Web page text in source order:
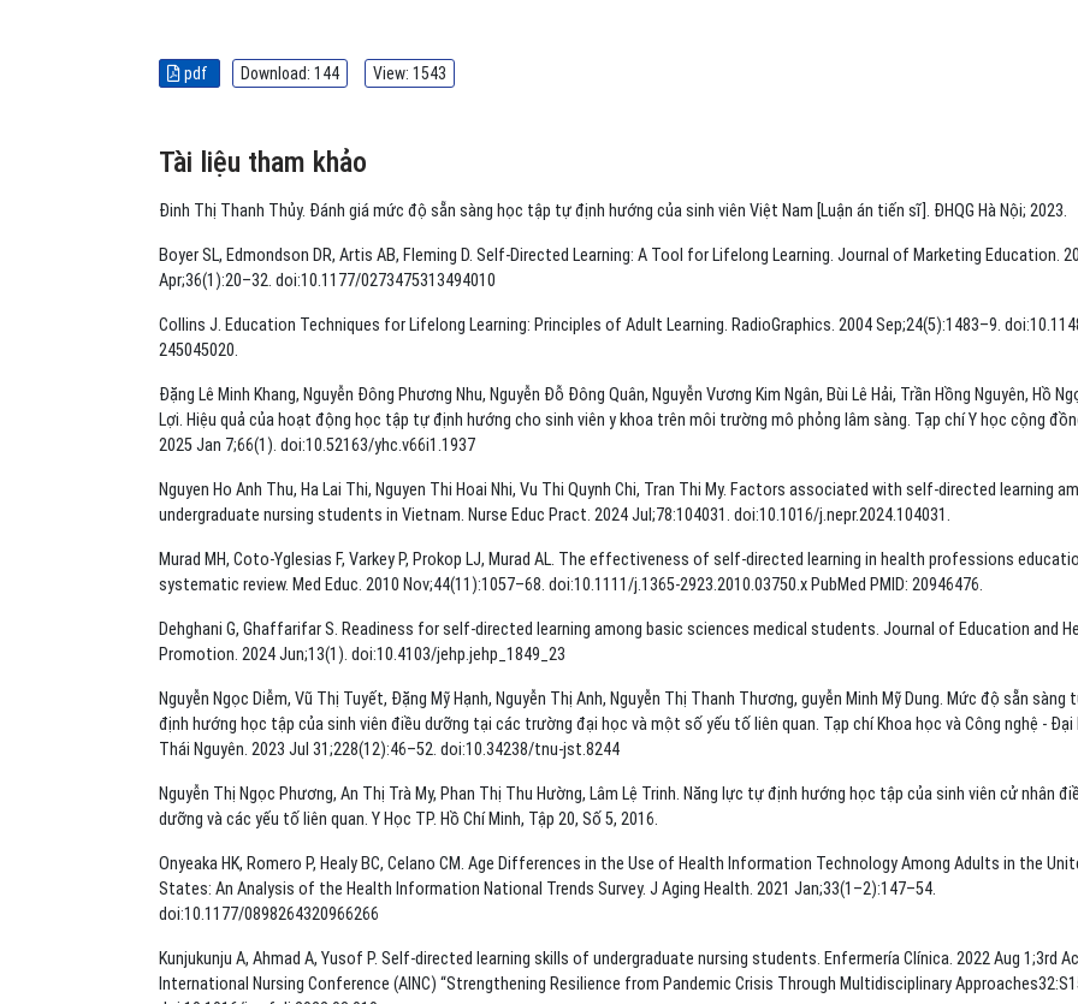
pdf Download: 144 View: 1543
Tài liệu tham khảo
Đinh Thị Thanh Thủy. Đánh giá mức độ sẵn sàng học tập tự định hướng của sinh viên Việt Nam [Luận án tiến sĩ]. ĐHQG Hà Nội; 2023.
Boyer SL, Edmondson DR, Artis AB, Fleming D. Self-Directed Learning: A Tool for Lifelong Learning. Journal of Marketing Education.
Apr;36(1):20–32. doi:10.1177/0273475313494010
Collins J. Education Techniques for Lifelong Learning: Principles of Adult Learning. RadioGraphics. 2004 Sep;24(5):1483–9.
245045020.
Đặng Lê Minh Khang, Nguyễn Đông Phương Nhu, Nguyễn Đỗ Đông Quân, Nguyễn Vương Kim Ngân, Bùi Lê Hải, Trần Hồng Nguyên, Hồ
Lợi. Hiệu quả của hoạt động học tập tự định hướng cho sinh viên y khoa trên môi trường mô phỏng lâm sàng. Tạp chí Y học cộng
2025 Jan 7;66(1). doi:10.52163/yhc.v66i1.1937
Nguyen Ho Anh Thu, Ha Lai Thi, Nguyen Thi Hoai Nhi, Vu Thi Quynh Chi, Tran Thi My. Factors associated with self-directed learning
undergraduate nursing students in Vietnam. Nurse Educ Pract. 2024 Jul;78:104031. doi:10.1016/j.nepr.2024.104031.
Murad MH, Coto-Yglesias F, Varkey P, Prokop LJ, Murad AL. The effectiveness of self-directed learning in health professions
systematic review. Med Educ. 2010 Nov;44(11):1057–68. doi:10.1111/j.1365-2923.2010.03750.x PubMed PMID: 20946476.
Dehghani G, Ghaffarifar S. Readiness for self-directed learning among basic sciences medical students. Journal of Education and
Promotion. 2024 Jun;13(1). doi:10.4103/jehp.jehp_1849_23
Nguyễn Ngọc Diễm, Vũ Thị Tuyết, Đặng Mỹ Hạnh, Nguyễn Thị Anh, Nguyễn Thị Thanh Thương, guyễn Minh Mỹ Dung. Mức độ sẵn sàng
định hướng học tập của sinh viên điều dưỡng tại các trường đại học và một số yếu tố liên quan. Tạp chí Khoa học và Công nghệ - Đại
Thái Nguyên. 2023 Jul 31;228(12):46–52. doi:10.34238/tnu-jst.8244
Nguyễn Thị Ngọc Phương, An Thị Trà My, Phan Thị Thu Hường, Lâm Lệ Trinh. Năng lực tự định hướng học tập của sinh viên cử nhân
dưỡng và các yếu tố liên quan. Y Học TP. Hồ Chí Minh, Tập 20, Số 5, 2016.
Onyeaka HK, Romero P, Healy BC, Celano CM. Age Differences in the Use of Health Information Technology Among Adults in the
States: An Analysis of the Health Information National Trends Survey. J Aging Health. 2021 Jan;33(1–2):147–54.
doi:10.1177/0898264320966266
Kunjukunju A, Ahmad A, Yusof P. Self-directed learning skills of undergraduate nursing students. Enfermería Clínica. 2022 Aug 1;3rd
International Nursing Conference (AINC) “Strengthening Resilience from Pandemic Crisis Through Multidisciplinary